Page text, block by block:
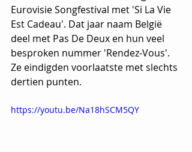
Eurovisie Songfestival met 'Si La Vie
Est Cadeau'. Dat jaar naam België
deel met Pas De Deux en hun veel
besproken nummer 'Rendez-Vous'.
Ze eindigden voorlaatste met slechts
dertien punten.
https://youtu.be/Na18hSCM5QY